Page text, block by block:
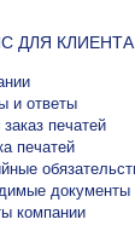
ДЛЯ КЛИЕНТА
и ответы
печатей
печатей
документы
компании